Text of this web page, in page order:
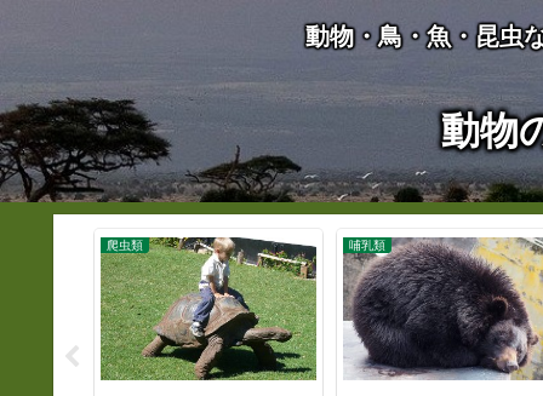
動物・鳥・魚・昆虫
動物
爬虫類 哺乳類